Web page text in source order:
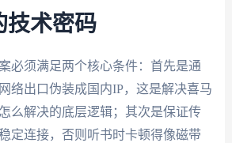
技术密码
必须满足两个核心条件：首先是通
络出口伪装成国内IP，这是解决喜马
么解决的底层逻辑；其次是保证传
定连接，否则听书时卡顿得像磁带